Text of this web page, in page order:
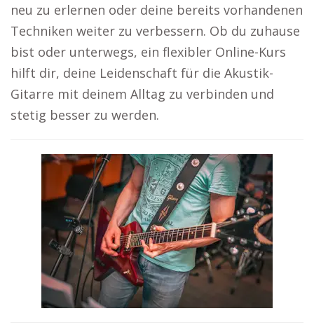
neu zu erlernen oder deine bereits vorhandenen
Techniken weiter zu verbessern. Ob du zuhause
bist oder unterwegs, ein flexibler Online-Kurs
hilft dir, deine Leidenschaft für die Akustik-
Gitarre mit deinem Alltag zu verbinden und
stetig besser zu werden.